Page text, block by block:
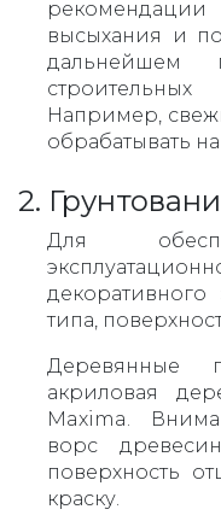
рекомендации
высыхания и
дальнейшем
Например,
обрабатывать
2.
Для
типа,
Деревянные
акриловая
Maxima.
ворс
поверхность
краску.